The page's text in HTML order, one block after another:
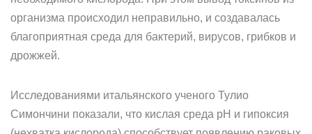
организма происходил неправильно, и создавалась
благоприятная среда для бактерий, вирусов, грибков и
дрожжей.
Исследованиями итальянского ученого Тулио
Симончини показали, что кислая среда рН и гипоксия